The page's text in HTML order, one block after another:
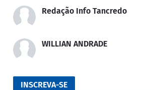
Redação Info Tancredo
WILLIAN ANDRADE
INSCREVA-SE